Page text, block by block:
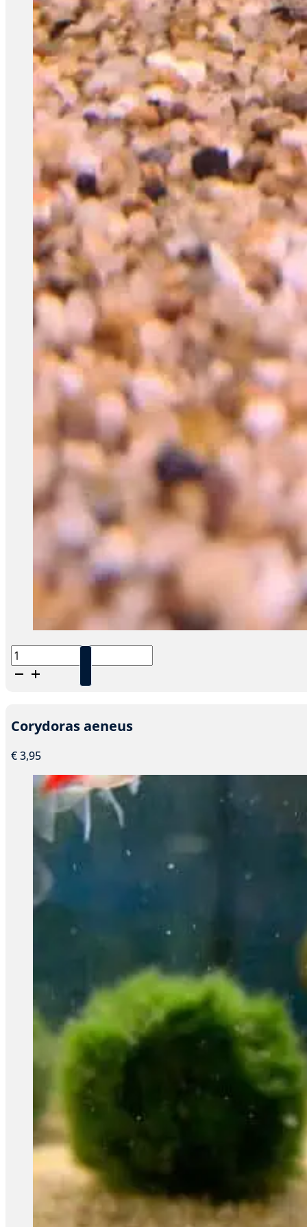
Corydoras
trilineatus
Corydoras aeneus
€3,95